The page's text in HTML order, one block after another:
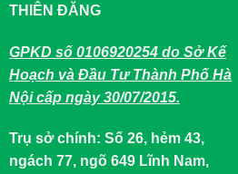
THIÊN ĐĂNG
GPKD số 0106920254 do Sở Kế
Hoạch và Đầu Tư Thành Phố Hà
Nội cấp ngày 30/07/2015.
Trụ sở chính: Số 26, hẻm 43,
ngách 77, ngõ 649 Lĩnh Nam,